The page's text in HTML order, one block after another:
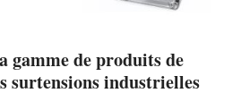
de produits de
surtensions industrielles